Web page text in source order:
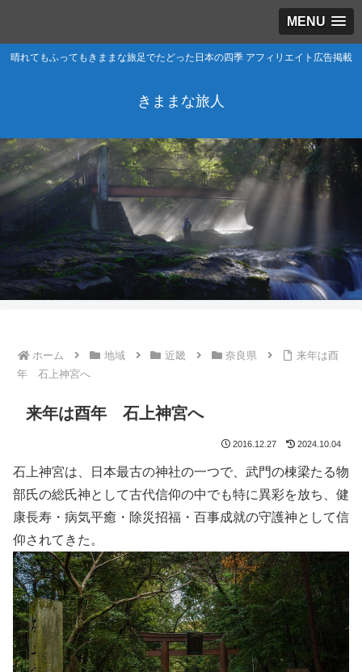
MENU
晴れてもふってもきままな旅足でたどった日本の四季 アフィリエイト広告掲載
きままな旅人
ホーム 地域 近畿 奈良県
来年は酉
年 石上神宮へ
来年は酉年 石上神宮へ
2016.12.27 2024.10.04
石上神宮は、日本最古の神社の一つで、武門の棟梁たる物
部氏の総氏神として古代信仰の中でも特に異彩を放ち、健
康長寿・病気平癒・除災招福・百事成就の守護神として信
仰されてきた。